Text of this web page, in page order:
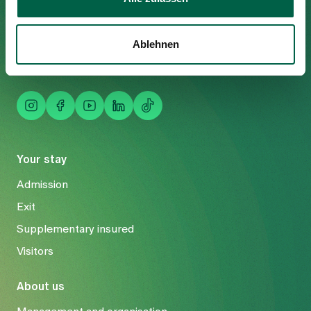
Ablehnen
Your stay
Admission
Exit
Supplementary insured
Visitors
About us
Tel
Mail
info@spitalzollikerberg.ch